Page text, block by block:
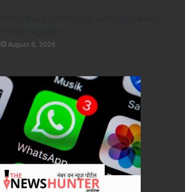
August 6, 2026